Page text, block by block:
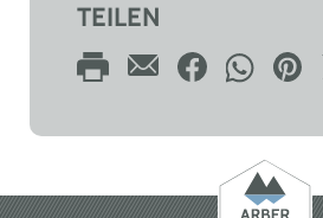
TEILEN